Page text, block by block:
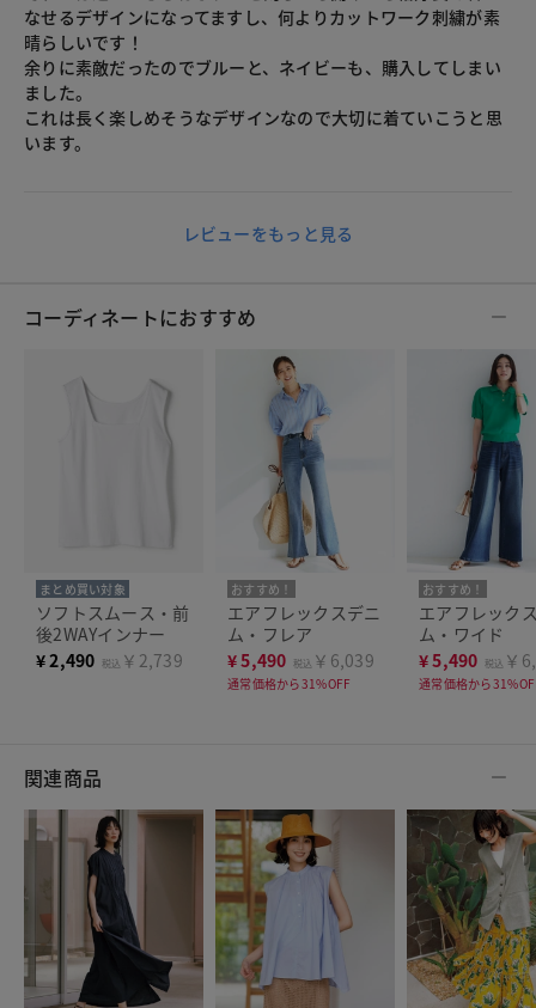
なせるデザインになってますし、何よりカットワーク刺繍が素
晴らしいです！
余りに素敵だったのでブルーと、ネイビーも、購入してしまい
ました。
これは長く楽しめそうなデザインなので大切に着ていこうと思
います。
レビューをもっと見る
コーディネートにおすすめ
まとめ買い対象
ソフトスムース・前
後2WAYインナー
¥2,490 税込 ￥2,739
おすすめ！
エアフレックスデニ
ム・フレア
¥5,490 税込 ￥6,039
通常価格から31%OFF
おすすめ！
エアフレック
ム・ワイド
¥5,490 税込 ￥
通常価格から
関連商品